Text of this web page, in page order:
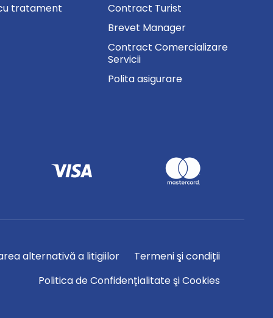
tratament
Contract Turist
Brevet Manager
Contract Comercializare
Servicii
Polita asigurare
alternativă a litigiilor
Termeni şi condiții
Politica de Confidențialitate şi Cookies